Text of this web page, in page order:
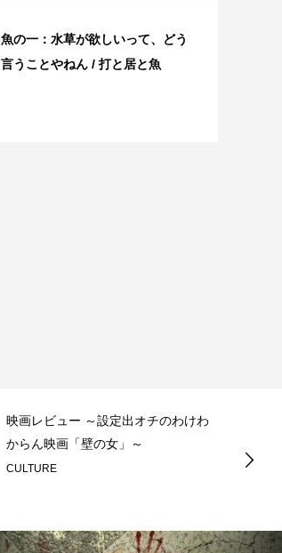
魚の一：水草が欲しいって、どう
言うことやねん / 打と居と魚
映画レビュー ～設定出オチのわけわ
からん映画「壁の女」～
CULTURE